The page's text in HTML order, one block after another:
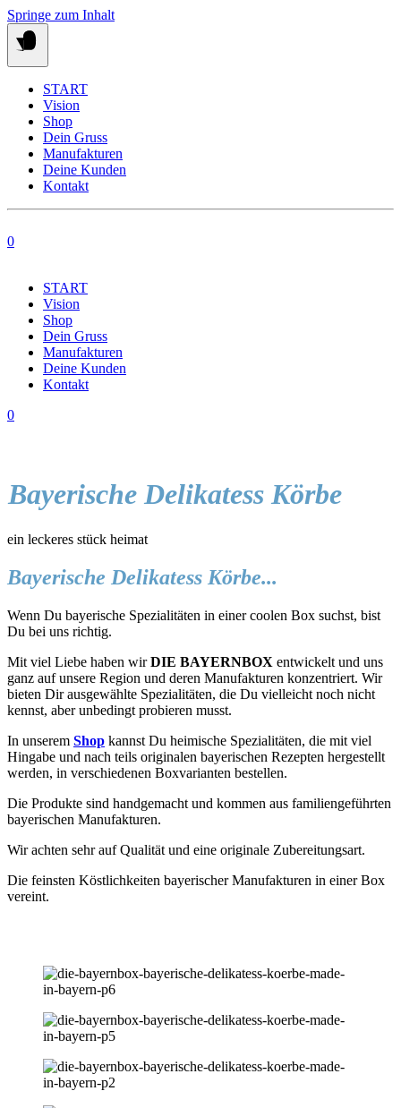
Springe zum Inhalt
START
Vision
Shop
Dein Gruss
Manufakturen
Deine Kunden
Kontakt
0
START
Vision
Shop
Dein Gruss
Manufakturen
Deine Kunden
Kontakt
0
Bayerische Delikatess Körbe
ein leckeres stück heimat
Bayerische Delikatess Körbe...
Wenn Du bayerische Spezialitäten in einer coolen Box suchst, bist
Du bei uns richtig.
Mit viel Liebe haben wirDIE BAYERNBOX entwickelt und uns
ganz auf unsere Region und deren Manufakturen konzentriert. Wir
bieten Dir ausgewählte Spezialitäten, die Du vielleicht noch nicht
kennst, aber unbedingt probieren musst.
In unserem Shop kannst Du heimische Spezialitäten, die mit viel
Hingabe und nach teils originalen bayerischen Rezepten hergestellt
werden, in verschiedenen Boxvarianten bestellen.
Die Produkte sind handgemacht und kommen aus familiengeführten
bayerischen Manufakturen.
Wir achten sehr auf Qualität und eine originale Zubereitungsart.
Die feinsten Köstlichkeiten bayerischer Manufakturen in einer Box
vereint.